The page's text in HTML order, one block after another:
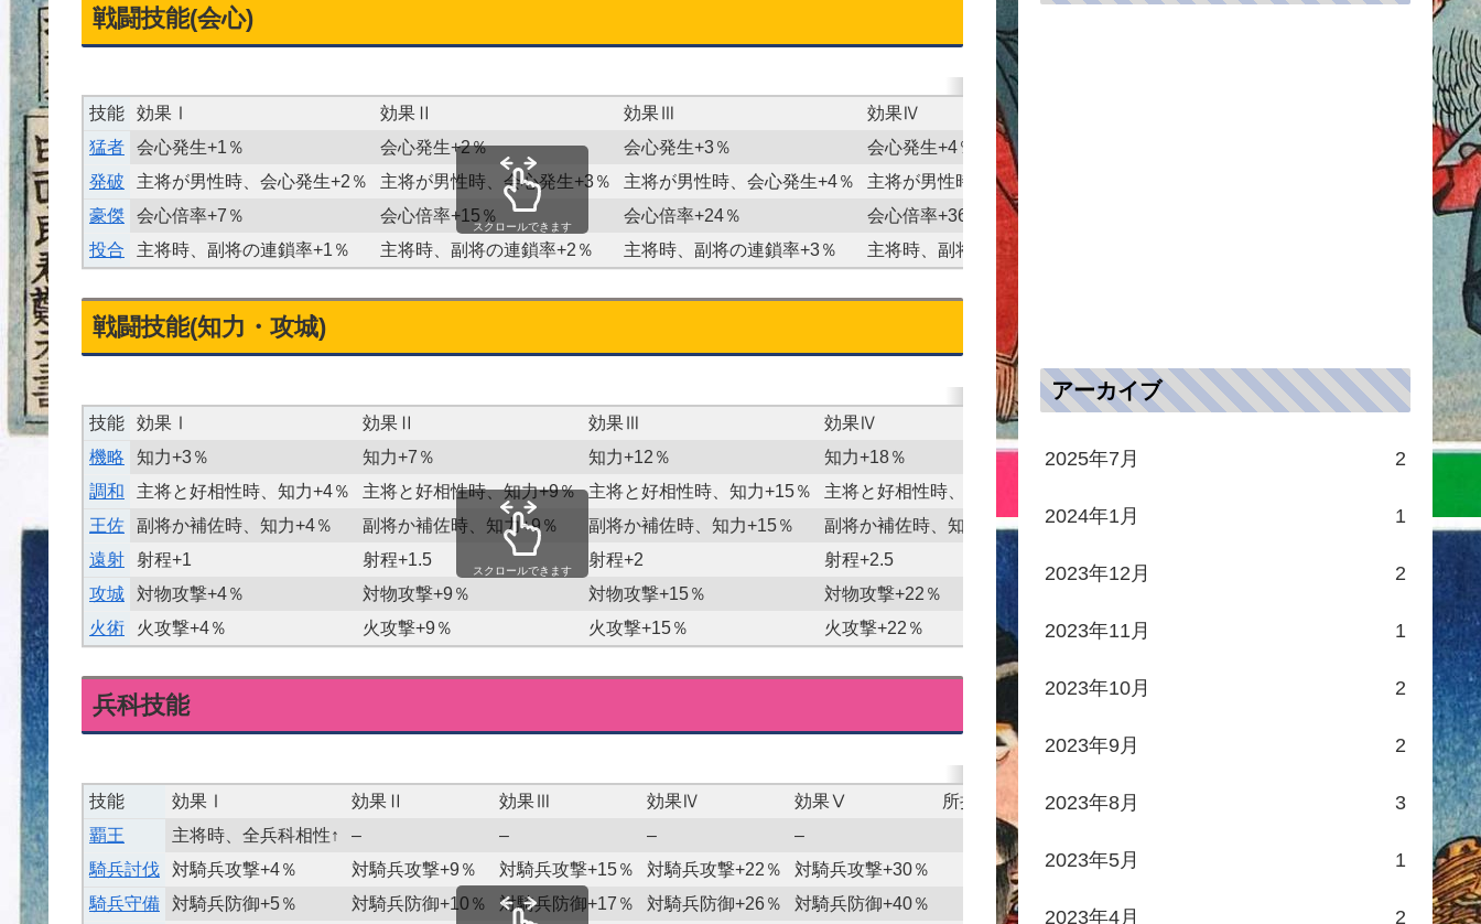
戦闘技能(会心)
技能 効果Ⅰ 効果Ⅱ 効果Ⅲ 効果Ⅳ
猛者
会心発生+1％ 会心発生+2％ 会心発生+3％ 会心発生+4％
発破
主将が男性時、会心発生+2％ 主将が男性時、会心発生+3％ 主将が男性時、会心発生+4％ 主将が男性時、会心発生+5％
豪傑
会心倍率+7％ 会心倍率+15％ 会心倍率+24％ 会心倍率+36％
投合
主将時、副将の連鎖率+1％ 主将時、副将の連鎖率+2％ 主将時、副将の連鎖率+3％ 主将時、副将の連鎖率+4％
スクロールできます
戦闘技能(知力・攻城)
技能 効果Ⅰ 効果Ⅱ 効果Ⅲ 効果Ⅳ
機略
知力+3％ 知力+7％ 知力+12％ 知力+18％
知力+25％
調和
主将と好相性時、知力+4％ 主将と好相性時、知力+9％ 主将と好相性時、知力+15％ 主将と好相性時、知力+22％
王佐
副将か補佐時、知力+4％ 副将か補佐時、知力+9％ 副将か補佐時、知力+15％ 副将か補佐時、知力+22％
副将か補佐時、知力+30％
遠射
射程+1 射程+1.5 射程+2 射程+2.5
射程+3
攻城
対物攻撃+4％ 対物攻撃+9％ 対物攻撃+15％ 対物攻撃+22％
火術
火攻撃+4％ 火攻撃+9％ 火攻撃+15％ 火攻撃+22％ 火攻撃+30％
スクロールできます
兵科技能
技能 効果Ⅰ 効果Ⅱ 効果Ⅲ 効果Ⅳ 効果Ⅴ
所持武将
覇王
主将時、全兵科相性↑ – – –
–
騎兵討伐
対騎兵攻撃+4％ 対騎兵攻撃+9％ 対騎兵攻撃+15％ 対騎兵攻撃+22％
対騎兵攻撃+30％
騎兵守備
対騎兵防御+5％ 対騎兵防御+10％ 対騎兵防御+17％ 対騎兵防御+26％
対騎兵防御+40％
アーカイブ
2025年7月 2
2024年1月 1
2023年12月 2
2023年11月 1
2023年10月 2
2023年9月 2
2023年8月 3
2023年5月 1
2023年4月 2